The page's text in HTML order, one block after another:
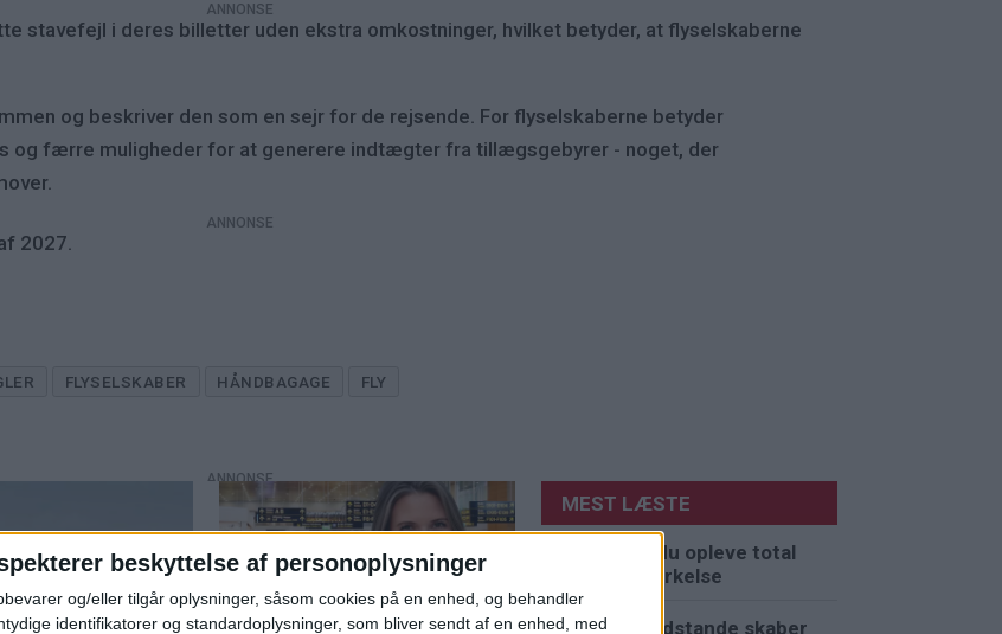
beskyttelse af personoplysninger
og/eller tilgår oplysninger, såsom cookies på en enhed, og behandler
identifikatorer og standardoplysninger, som bliver sendt af en enhed, med
stavefejl i deres billetter uden ekstra omkostninger, hvilket betyder, at flyselskaberne
og beskriver den som en sejr for de rejsende. For flyselskaberne betyder
og færre muligheder for at generere indtægter fra tillægsgebyrer - noget, der
2027.
FLYSELSKABER HÅNDBAGAGE FLY
PREMIUM
MEST LÆSTE
Her kan du opleve total
solformørkelse
Lave vandstande skaber